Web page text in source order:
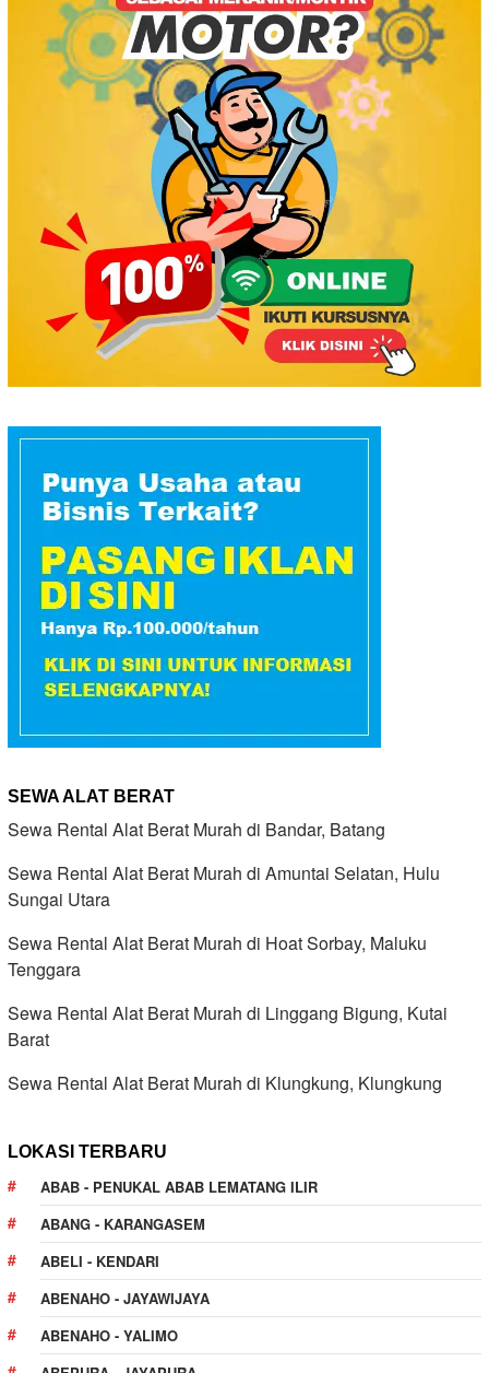
SEWA ALAT BERAT
Sewa Rental Alat Berat Murah di Bandar, Batang
Sewa Rental Alat Berat Murah di Amuntai Selatan, Hulu
Sungai Utara
Sewa Rental Alat Berat Murah di Hoat Sorbay, Maluku
Tenggara
Sewa Rental Alat Berat Murah di Linggang Bigung, Kutai
Barat
Sewa Rental Alat Berat Murah di Klungkung, Klungkung
LOKASI TERBARU
ABAB - PENUKAL ABAB LEMATANG ILIR
ABANG - KARANGASEM
ABELI - KENDARI
ABENAHO - JAYAWIJAYA
ABENAHO - YALIMO